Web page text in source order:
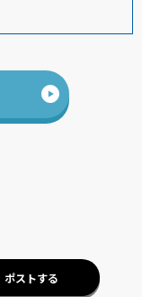
ポストする